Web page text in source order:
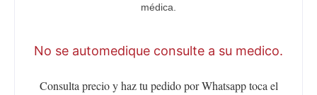
médica.
No se automedique consulte a su medico.
Consulta precio y haz tu pedido por Whatsapp toca el